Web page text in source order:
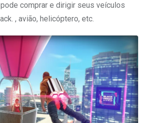
comprar e dirigir seus veículos
, avião, helicóptero, etc.